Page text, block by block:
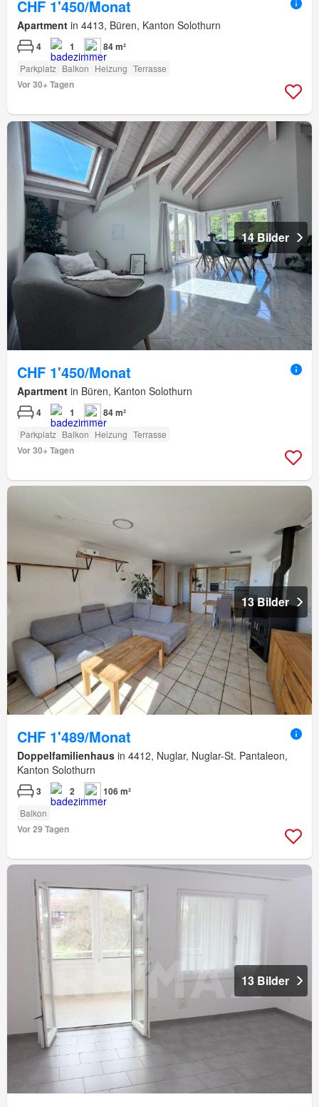
CHF 1'450/Monat
Apartment in 4413, Büren, Kanton Solothurn
4 1 84 m²
Parkplatz Balkon Heizung Terrasse
Vor 30+ Tagen
14 Bilder
CHF 1'450/Monat
Apartment in Büren, Kanton Solothurn
4 1 84 m²
Parkplatz Balkon Heizung Terrasse
Vor 30+ Tagen
13 Bilder
CHF 1'489/Monat
Doppelfamilienhaus in 4412, Nuglar, Nuglar-St. Pantaleon,
Kanton Solothurn
3 2 106 m²
Balkon
Vor 29 Tagen
13 Bilder